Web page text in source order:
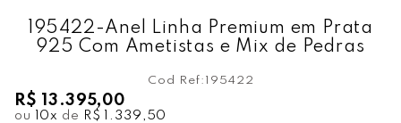
195422-Anel Linha Premium em Prata
925 Com Ametistas e Mix de Pedras
Cod Ref: 195422
R$ 13.395,00
ou 10x de R$ 1.339,50